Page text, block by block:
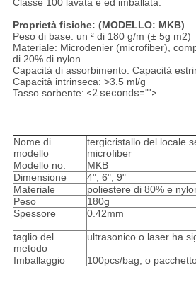
Classe 100 lavata e ed imballata.
Proprietà fisiche: (MODELLO: MKB)
Peso di base: un ² di 180 g/m (± 5g m2)
Materiale: Microdenier (microfiber),
di 20% di nylon.
Capacità di assorbimento: Capacità
Capacità intrinseca: >3.5 ml/g
Tasso sorbente: <2 seconds="">
Nome di
modello
tergicristallo del locale
microfiber
Modello no.
MKB
Dimensione
4", 6", 9"
Materiale
poliestere di 80% e
Peso
180g
Spessore
0.42mm
taglio del
metodo
ultrasonico o laser ha
Imballaggio 100pcs/bag, o